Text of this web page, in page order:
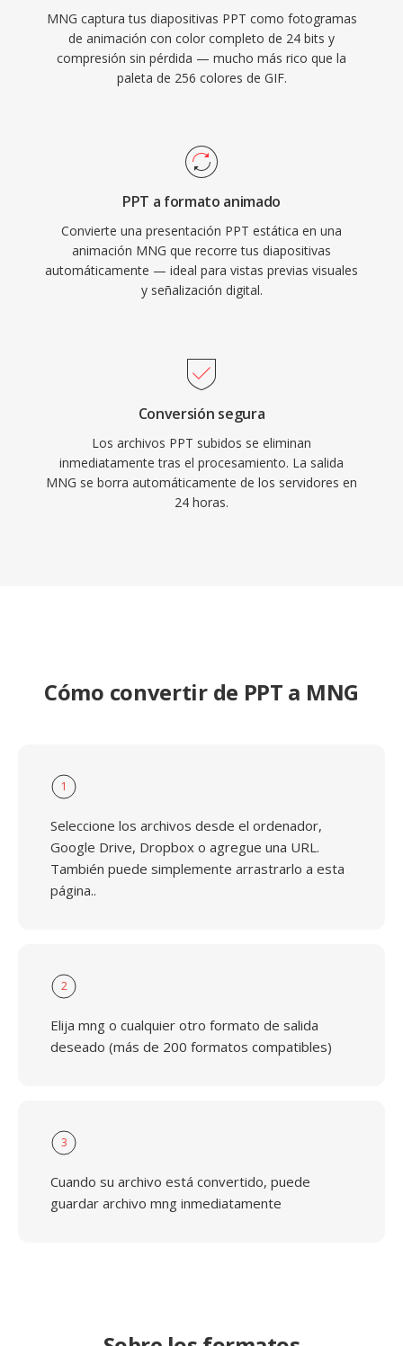
MNG captura tus diapositivas PPT como fotogramas
de animación con color completo de 24 bits y
compresión sin pérdida — mucho más rico que la
paleta de 256 colores de GIF.
PPT a formato animado
Convierte una presentación PPT estática en una
animación MNG que recorre tus diapositivas
automáticamente — ideal para vistas previas visuales
y señalización digital.
Conversión segura
Los archivos PPT subidos se eliminan
inmediatamente tras el procesamiento. La salida
MNG se borra automáticamente de los servidores en
24 horas.
Cómo convertir de PPT a MNG
1
Seleccione los archivos desde el ordenador,
Google Drive, Dropbox o agregue una URL.
También puede simplemente arrastrarlo a esta
página..
2
Elija mng o cualquier otro formato de salida
deseado (más de 200 formatos compatibles)
3
Cuando su archivo está convertido, puede
guardar archivo mng inmediatamente